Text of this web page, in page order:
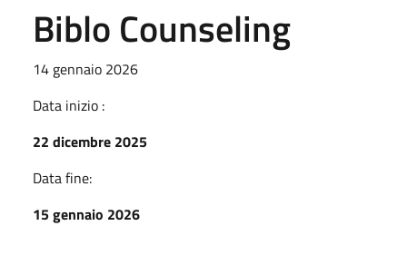
Biblo Counseling
14 gennaio 2026
Data inizio :
22 dicembre 2025
Data fine:
15 gennaio 2026